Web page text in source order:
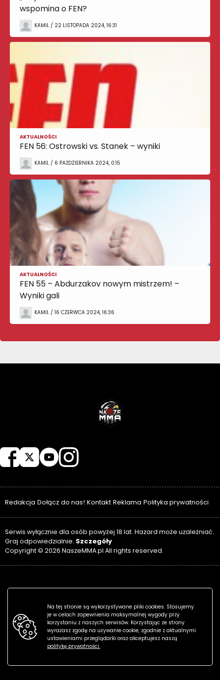
wspomina o FEN?
KAMIL / 22 LISTOPADA 2024, 16:31
AKTUALNOŚCI
FEN 56: Ostrowski vs. Stanek – wyniki
KAMIL / 6 PAŹDZIERNIKA 2024, 0:15
AKTUALNOŚCI
FEN 55 – Abdurzakov nowym mistrzem! –
Wyniki gali
KAMIL / 16 CZERWCA 2024, 16:36
Redakcja Dołącz do nas! Kontakt Reklama Polityka prywatności
Serwis wyłącznie dla osób powyżej 18 lat. Hazard może uzależniać.
Graj odpowiedzialnie. Szczegóły
Copyright © 2026 NaszeMMA.pl All rights reserved.
Na tej stronie są wykorzystywane pliki cookies. Stosujemy
je w celach zapewnienia maksymalnej wygody przy
korzystaniu z naszych serwisów. Korzystając ze strony
wyrażasz zgodę na używanie cookie, zgodnie z aktualnymi
ustawieniami przeglądarki oraz akceptujesz naszą
politykę prywatności.